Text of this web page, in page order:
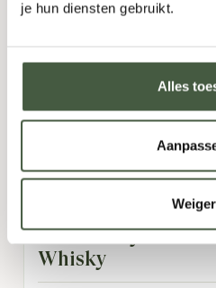
je hun diensten gebruikt.
Alles
The Stillery
Whisky